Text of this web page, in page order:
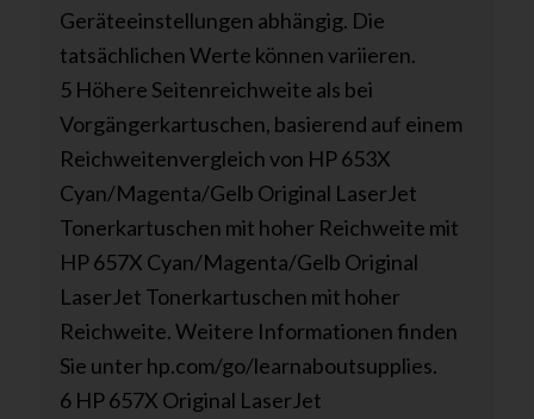
Geräteeinstellungen abhängig. Die
tatsächlichen Werte können variieren.
5 Höhere Seitenreichweite als bei
Vorgängerkartuschen, basierend auf einem
Reichweitenvergleich von HP 653X
Cyan/Magenta/Gelb Original LaserJet
Tonerkartuschen mit hoher Reichweite mit
HP 657X Cyan/Magenta/Gelb Original
LaserJet Tonerkartuschen mit hoher
Reichweite. Weitere Informationen finden
Sie unter hp.com/go/learnaboutsupplies.
6 HP 657X Original LaserJet